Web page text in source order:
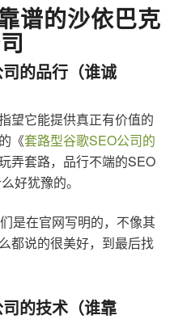
谱的沙依巴克
的品行（谁诚
望它能提供真正有价值的
《套路型谷歌SEO公司的
弄套路，品行不端的SEO
好犹豫的。
是在官网写明的，不像其
都说的很美好，到最后找
的技术（谁靠